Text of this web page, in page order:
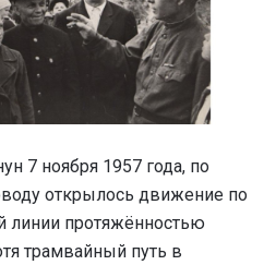
7 ноября 1957 года, по
открылось движение по
линии протяжённостью
трамвайный путь в